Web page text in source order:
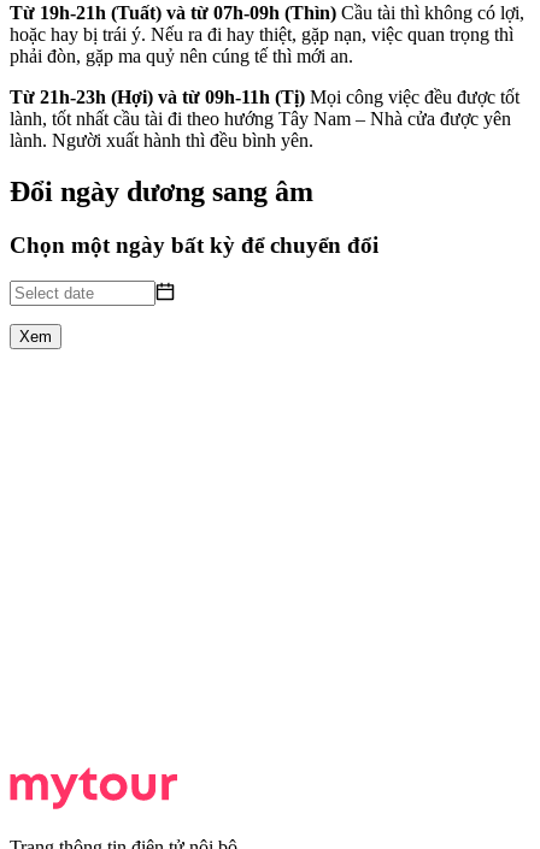
Từ 19h-21h (Tuất) và từ 07h-09h (Thìn) Cầu tài thì không có lợi,
hoặc hay bị trái ý. Nếu ra đi hay thiệt, gặp nạn, việc quan trọng thì
phải đòn, gặp ma quỷ nên cúng tế thì mới an.
Từ 21h-23h (Hợi) và từ 09h-11h (Tị) Mọi công việc đều được tốt
lành, tốt nhất cầu tài đi theo hướng Tây Nam – Nhà cửa được yên
lành. Người xuất hành thì đều bình yên.
Đổi ngày dương sang âm
Chọn một ngày bất kỳ để chuyển đổi
Xem